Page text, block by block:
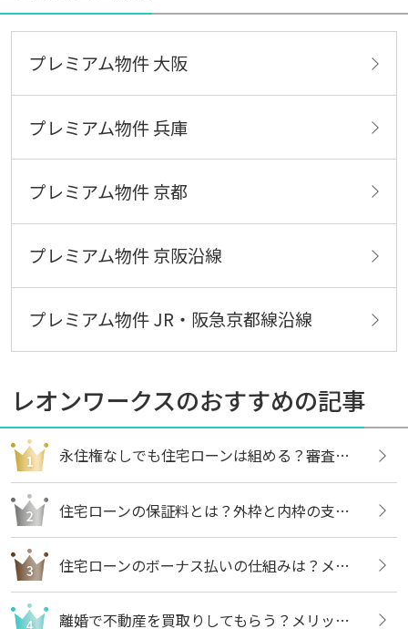
プレミアム物件 大阪
プレミアム物件 兵庫
プレミアム物件 京都
プレミアム物件 京阪沿線
プレミアム物件 JR・阪急京都線沿線
レオンワークスのおすすめの記事
永住権なしでも住宅ローンは組める？審査内容や借りる方法についても解説
住宅ローンの保証料とは？外枠と内枠の支払い方法や違いについても解説
住宅ローンのボーナス払いの仕組みは？メリットや注意点についても解説
離婚で不動産を買取りしてもらう？メリットや売却の流れについても解説